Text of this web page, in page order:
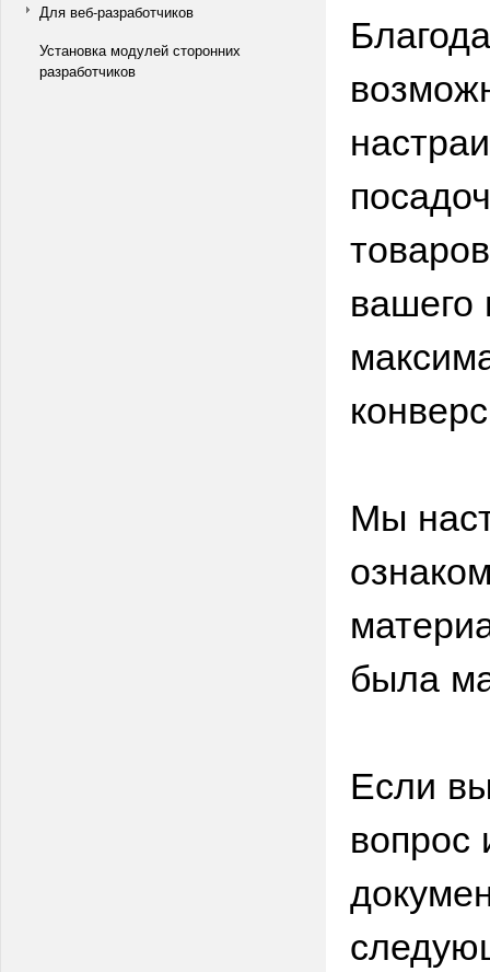
Для веб-разработчиков
Установка модулей сторонних
разработчиков
вашего
Мы
была
Если
вопрос